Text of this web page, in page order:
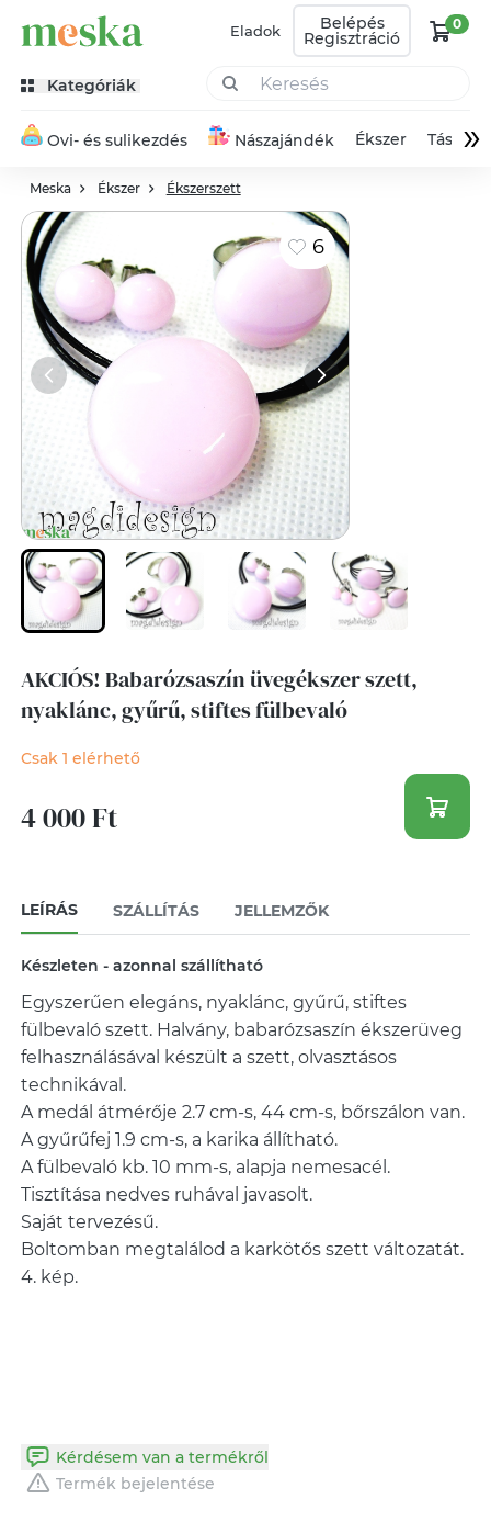
Eladok Belépés
Regisztráció
0
Kategóriák
Ovi- és sulikezdés Nászajándék Ékszer Táska»
Meska Ékszer Ékszerszett
6
AKCIÓS! Babarózsaszín üvegékszer szett,
nyaklánc, gyűrű, stiftes fülbevaló
Csak 1 elérhető
4 000 Ft
LEÍRÁS SZÁLLÍTÁS JELLEMZŐK
Készleten - azonnal szállítható
Egyszerűen elegáns, nyaklánc, gyűrű, stiftes
fülbevaló szett. Halvány, babarózsaszín ékszerüveg
felhasználásával készült a szett, olvasztásos
technikával.
A medál átmérője 2.7 cm-s, 44 cm-s, bőrszálon van.
A gyűrűfej 1.9 cm-s, a karika állítható.
A fülbevaló kb. 10 mm-s, alapja nemesacél.
Tisztítása nedves ruhával javasolt.
Saját tervezésű.
Boltomban megtalálod a karkötős szett változatát.
4. kép.
Kérdésem van a termékről
Termék bejelentése